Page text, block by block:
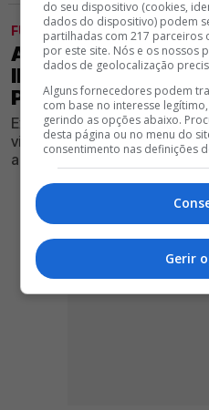
FUTEBOL
AVANÇADO QUE
INGLATERRA
POSSÍVEL
Extremo destacou-se no
viver a sua primeira
ao serviço do Clube
do seu dispositivo (cookies,
dados do dispositivo) podem
partilhadas com 217 parceiros
por este site. Nós e os nossos
dados de geolocalização
Alguns fornecedores podem
com base no interesse
gerindo as opções abaixo.
desta página ou no menu do
consentimento nas definições
Gerir